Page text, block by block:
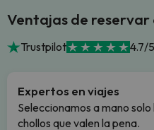
Ventajas de reservar
Trustpilot 4.7/5
Expertos en viajes
Seleccionamos a mano solo
chollos que valen la pena.